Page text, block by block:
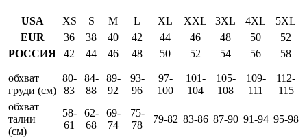
USA XS S M L XL XXL 3XL 4XL
5XL
EUR
36 38 40 42 44 46 48 50
52
РОССИЯ
42 44 46 48 50 52 54 56 58
обхват
груди (см)
80-
83
84-
88
89-
92
93-
96
97-
100
101-
104
105-
108
109-
111
112-
115
обхват
талии
(см)
58-
61
62-
68
69-
74
75-
78
79-82 83-86 87-90 91-94 95-98